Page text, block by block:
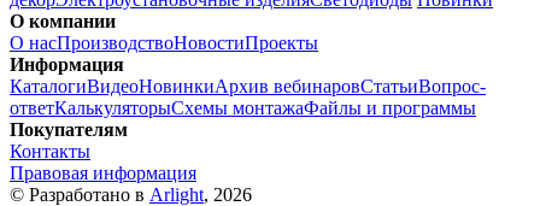
О компании
О насПроизводствоНовостиПроекты
Информация
КаталогиВидеоНовинкиАрхив вебинаровСтатьиВопрос-
ответКалькуляторыСхемы монтажаФайлы и программы
Покупателям
Контакты
Правовая информация
© Разработано в Arlight, 2026